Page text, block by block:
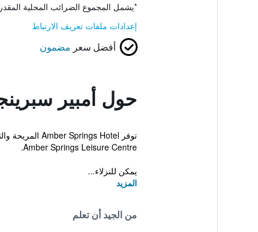
*يشمل المجموع الضرائب المحلية
إعدادات ملفات تعريف الارتباط
أفضل سعر مضمون
حول أمبير
Amber Springs Leisure Centre.
يمكن للنزلاء...
المزيد
من الجيد أن تعلم